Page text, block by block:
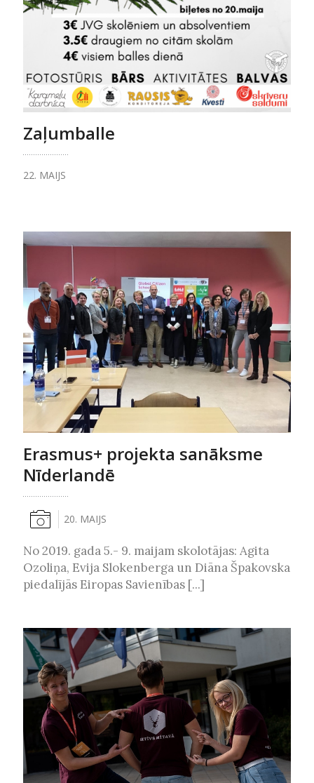
Zaļumballe
22. MAIJS
Erasmus+ projekta sanāksme
Nīderlandē
20. MAIJS
No 2019. gada 5.- 9. maijam skolotājas: Agita
Ozoliņa, Evija Slokenberga un Diāna Špakovska
piedalījās Eiropas Savienības [...]